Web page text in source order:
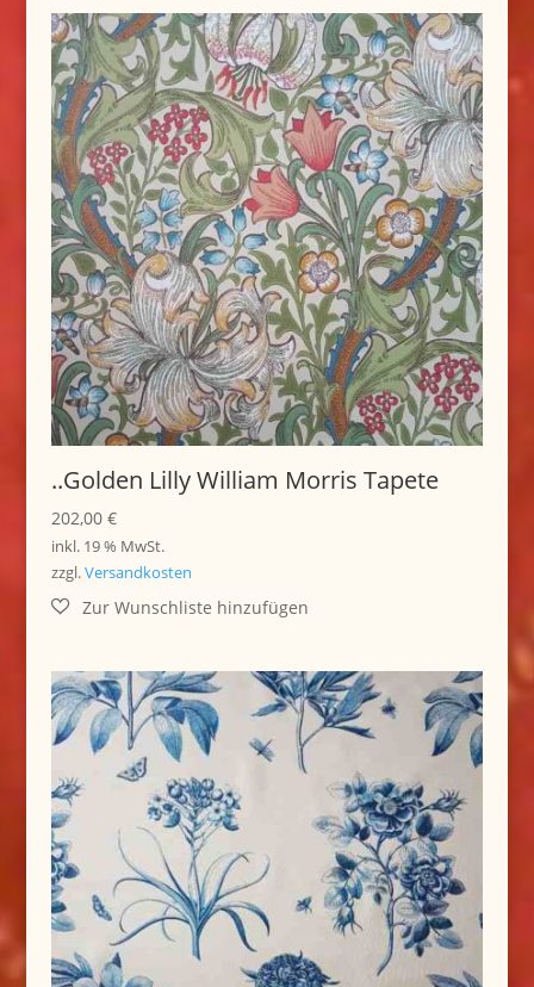
..Golden Lilly William Morris Tapete
202,00 €
inkl. 19 % MwSt.
zzgl.Versandkosten